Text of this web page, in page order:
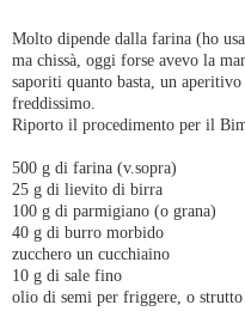
Molto dipende dalla farina (ho
ma chissà, oggi forse avevo la
saporiti quanto basta, un
freddissimo.
Riporto il procedimento per il
500 g di farina (v.sopra)
25 g di lievito di birra
100 g di parmigiano (o grana)
40 g di burro morbido
zucchero un cucchiaino
10 g di sale fino
olio di semi per friggere, o strutto